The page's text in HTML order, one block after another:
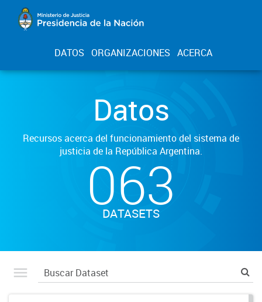
DATOS ORGANIZACIONES ACERCA
Datos
Recursos acerca del funcionamiento del sistema de
justicia de la República Argentina.
063
DATASETS